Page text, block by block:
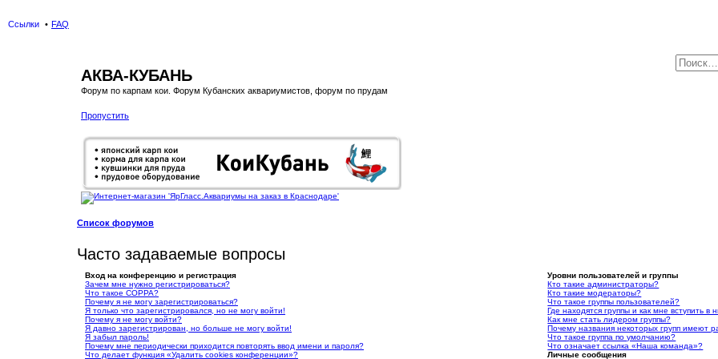
Ссылки FAQ
АКВА-КУБАНЬ
Форум по карпам кои. Форум Кубанских аквариумистов, форум по прудам
Пропустить
Список форумов
Часто задаваемые вопросы
Вход на конференцию и регистрация
Зачем мне нужно регистрироваться?
Что такое COPPA?
Почему я не могу зарегистрироваться?
Я только что зарегистрировался, но не могу войти!
Почему я не могу войти?
Я давно зарегистрирован, но больше не могу войти!
Я забыл пароль!
Почему мне периодически приходится повторять ввод имени и пароля?
Что делает функция «Удалить cookies конференции»?
Уровни пользователей и группы
Кто такие администраторы?
Кто такие модераторы?
Что такое группы пользователей?
Где находятся группы и как мне вступить в
Как мне стать лидером группы?
Почему названия некоторых групп имеют
Что такое группа по умолчанию?
Что означает ссылка «Наша команда»?
Личные сообщения